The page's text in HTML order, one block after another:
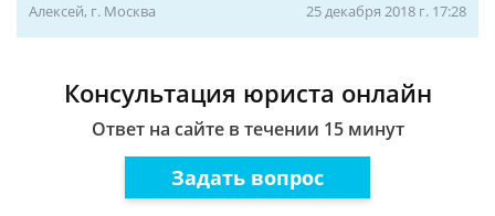
Алексей, г. Москва 25 декабря 2018 г. 17:28
Консультация юриста онлайн
Ответ на сайте в течении 15 минут
Задать вопрос